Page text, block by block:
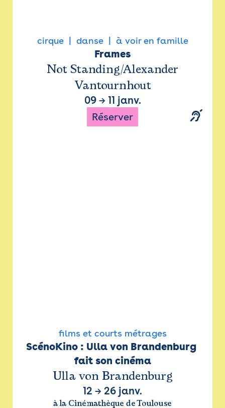
cirque danse à voir en famille
Frames
Not Standing/Alexander
Vantournhout
09→ 11 janv.
Réserver
films et courts métrages
ScénoKino : Ulla von Brandenburg
fait son cinéma
Ulla von Brandenburg
12 → 26 janv.
à la Cinémathèque de Toulouse